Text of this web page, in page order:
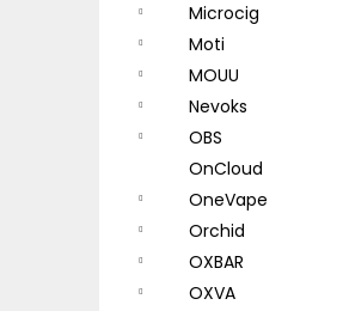
Microcig
Moti
MOUU
Nevoks
OBS
OnCloud
OneVape
Orchid
OXBAR
OXVA